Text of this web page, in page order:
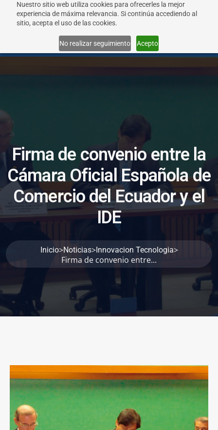
Nuestro sitio web utiliza cookies para ofrecerles la mejor
experiencia de máxima relevancia. Si continúa accediendo al
sitio, acepta el uso de las cookies.
No realizar seguimiento Acepto
Firma de convenio entre a
Cámara Oficial Españolade
Comercio delEcuadoryel
IDE
Inicio>Noticias>Innovacion Tecnologia>
Firma de convenio entre...